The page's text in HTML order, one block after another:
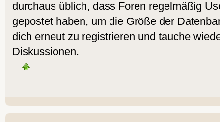
durchaus üblich, dass Foren regelmäßig
gepostet haben, um die Größe der
dich erneut zu registrieren und tauche
Diskussionen.